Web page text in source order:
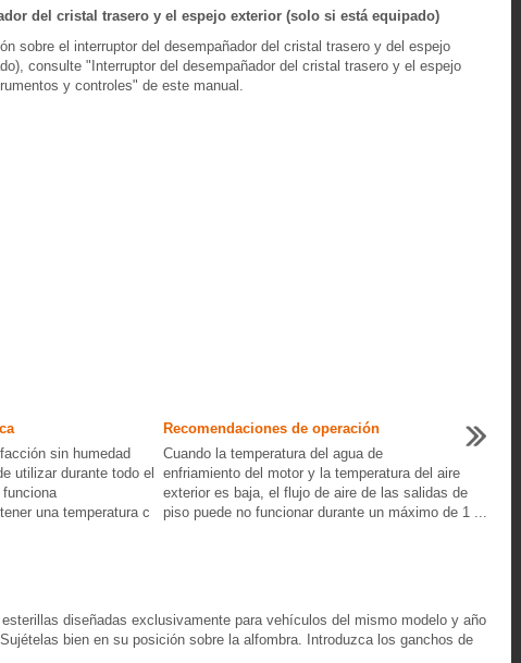
del cristal trasero y el espejo exterior (solo si está equipado)
sobre el interruptor del desempañador del cristal trasero y del espejo
consulte "Interruptor del desempañador del cristal trasero y el espejo
y controles" de este manual.
sin humedad
utilizar durante todo el
una temperatura c
Recomendaciones de operación
Cuando la temperatura del agua de
enfriamiento del motor y la temperatura del aire
exterior es baja, el flujo de aire de las salidas de
piso puede no funcionar durante un máximo de 1 ...
diseñadas exclusivamente para vehículos del mismo modelo y año
bien en su posición sobre la alfombra. Introduzca los ganchos de